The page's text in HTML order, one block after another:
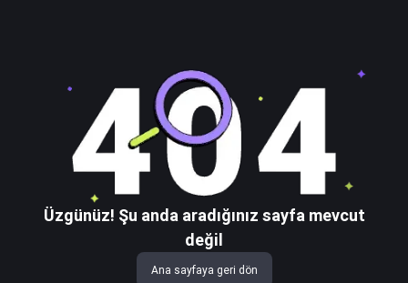
Üzgünüz! Şu anda aradığınız sayfa mevcut
değil
Ana sayfaya geri dön